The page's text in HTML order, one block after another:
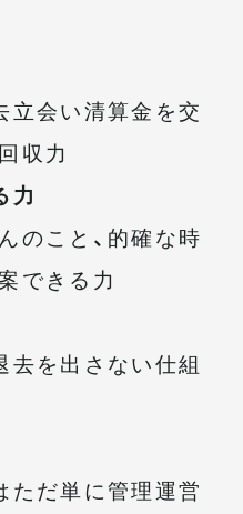
立会い清算金を交
収力
力
のこと、的確な時
できる力
去を出さない仕組
ただ単に管理運営